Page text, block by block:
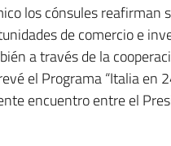
los cónsules
de comercio e
a través de la
el Programa “Italia en
encuentro entre el